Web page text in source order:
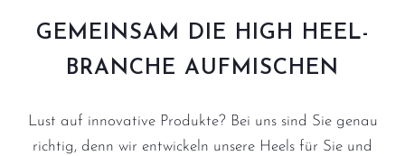
GEMEINSAM DIE HIGH HEEL-
BRANCHE AUFMISCHEN
Lust auf innovative Produkte? Bei uns sind Sie genau
richtig, denn wir entwickeln unsere Heels für Sie und